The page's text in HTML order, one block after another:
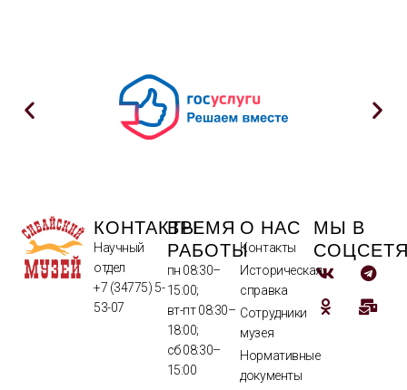
КОНТАКТЫ
Научный
отдел
+7 (34775) 5-
53-07
ВРЕМЯ
РАБОТЫ
пн 08:30–
15:00;
вт-пт 08:30–
18:00;
сб 08:30–
15:00
О НАС
Контакты
Историческая
справка
Сотрудники
музея
Нормативные
документы
МЫ В